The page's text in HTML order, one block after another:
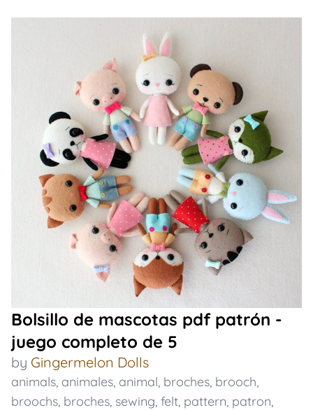
Bolsillo de mascotas pdf patrón -
juego completo de 5
by Gingermelon Dolls
animals, animales, animal, broches, brooch,
broochs, broches, sewing, felt, pattern, patron,